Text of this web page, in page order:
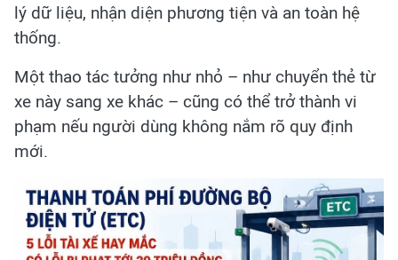
lý dữ liệu, nhận diện phương tiện và an toàn hệ
thống.
Một thao tác tưởng như nhỏ – như chuyển thẻ từ
xe này sang xe khác – cũng có thể trở thành vi
phạm nếu người dùng không nắm rõ quy định
mới.